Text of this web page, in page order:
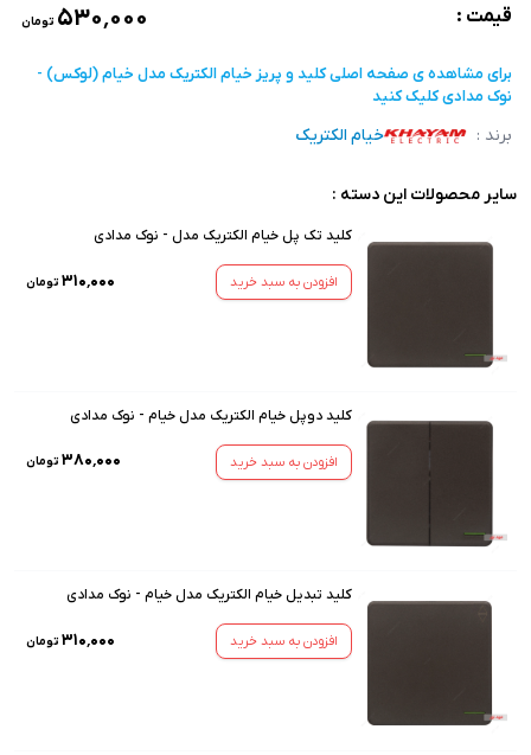
قیمت :
۵۳۰٬۰۰۰ تومان
برای مشاهده ی صفحه اصلیکلید و پریز خیام الکتریک مدل خیام (لوکس) -
نوک مدادیکلیک کنید
برند : خیام الکتریک
سایر محصولات این دسته :
کلید تک پل خیام الکتریک مدل - نوک مدادی
افزودن به سبد خرید ۳۱۰٬۰۰۰ تومان
کلید دوپل خیام الکتریک مدل خیام - نوک مدادی
افزودن به سبد خرید ۳۸۰٬۰۰۰ تومان
کلید تبدیل خیام الکتریک مدل خیام - نوک مدادی
افزودن به سبد خرید ۳۱۰٬۰۰۰ تومان